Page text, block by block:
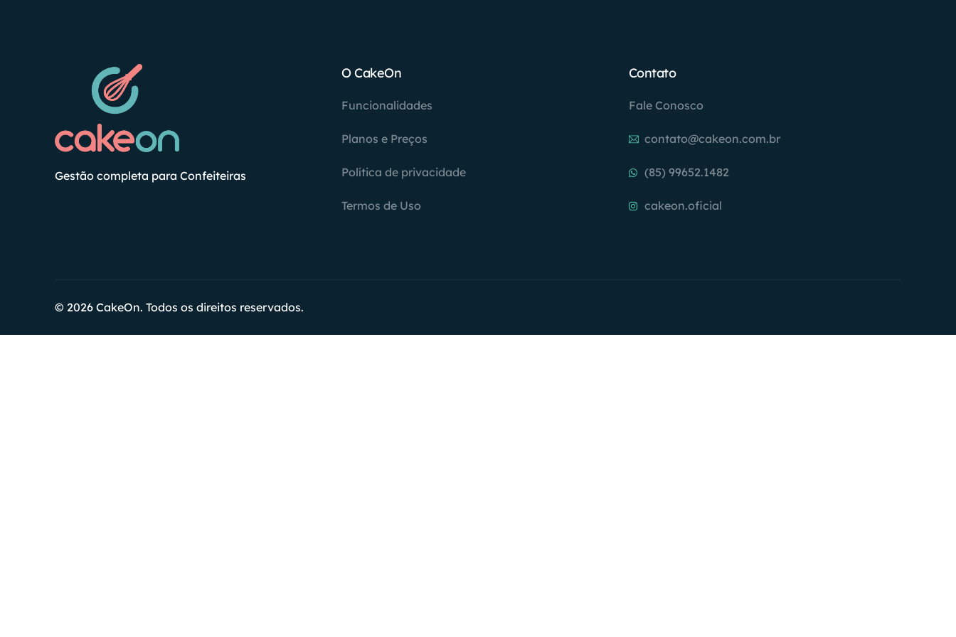
Gestão completa para Confeiteiras
O CakeOn
Funcionalidades
Planos e Preços
Política de privacidade
Termos de Uso
Contato
Fale Conosco
contato@cakeon.com.br
(85) 99652.1482
cakeon.oficial
© 2026 CakeOn. Todos os direitos reservados.